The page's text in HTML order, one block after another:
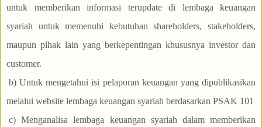
untuk memberikan informasi terupdate di lembaga keuangan
syariah untuk memenuhi kebutuhan shareholders, stakeholders,
maupun pihak lain yang berkepentingan khususnya investor dan
customer.
b) Untuk mengetahui isi pelaporan keuangan yang dipublikasikan
melalui website lembaga keuangan syariah berdasarkan PSAK 101
c) Menganalisa lembaga keuangan syariah dalam memberikan